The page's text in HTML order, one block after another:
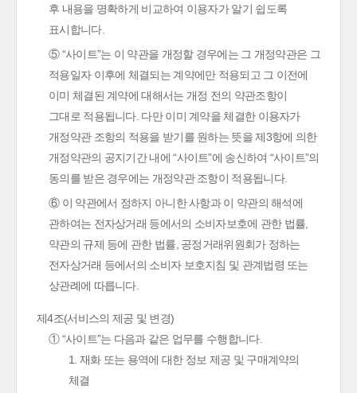
후 내용을 명확하게 비교하여 이용자가 알기 쉽도록
표시합니다.
⑤ “사이트”는 이 약관을 개정할 경우에는 그 개정약관은 그
적용일자 이후에 체결되는 계약에만 적용되고 그 이전에
이미 체결된 계약에 대해서는 개정 전의 약관조항이
그대로 적용됩니다. 다만 이미 계약을 체결한 이용자가
개정약관 조항의 적용을 받기를 원하는 뜻을 제3항에 의한
개정약관의 공지기간 내에 “사이트”에 송신하여 “사이트”의
동의를 받은 경우에는 개정약관 조항이 적용됩니다.
⑥ 이 약관에서 정하지 아니한 사항과 이 약관의 해석에
관하여는 전자상거래 등에서의 소비자보호에 관한 법률,
약관의 규제 등에 관한 법률, 공정거래위원회가 정하는
전자상거래 등에서의 소비자 보호지침 및 관계법령 또는
상관례에 따릅니다.
제4조(서비스의 제공 및 변경)
① “사이트”는 다음과 같은 업무를 수행합니다.
1. 재화 또는 용역에 대한 정보 제공 및 구매계약의
체결